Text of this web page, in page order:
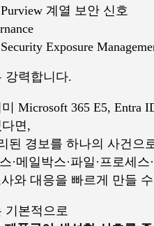
계열 보안 신호
Exposure
강력합니다.
Microsoft 365 E5, Entra
면,
된 경보를 하나의 사건으
·메일박스·파일·프로세
와 대응을 빠르게 만들
기본적으로